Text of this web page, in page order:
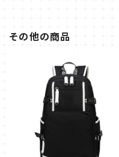
その他の商品